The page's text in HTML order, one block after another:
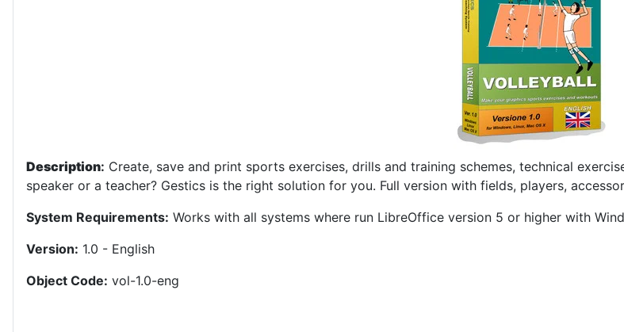
Description: Create, save and print sports exercises, drills and training schemes, technical
speaker or a teacher? Gestics is the right solution for you. Full version with fields, players,
System Requirements: Works with all systems where run LibreOffice version 5 or higher with
Version: 1.0 - English
Object Code: vol-1.0-eng